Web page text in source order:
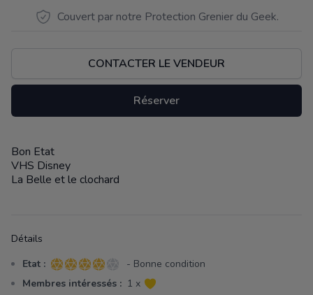
Couvert par notre Protection Grenier du Geek.
CONTACTER LE VENDEUR
Réserver
Description
Bon Etat
VHS Disney
La Belle et le clochard
Détails
Etat : 4 sur 5 étoiles
- Bonne condition
Membres intéressés : 1 x